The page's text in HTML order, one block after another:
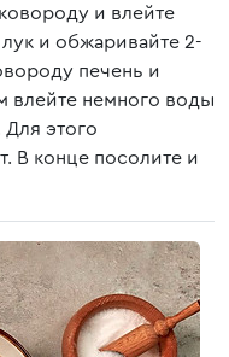
и влейте
и обжаривайте 2-
печень и
влейте немного воды
этого
В конце посолите и